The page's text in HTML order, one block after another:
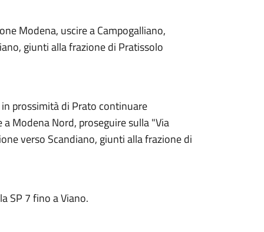
Modena, uscire a Campogalliano,
giunti alla frazione di Pratissolo
prossimità di Prato continuare
Modena Nord, proseguire sulla "Via
verso Scandiano, giunti alla frazione di
SP 7 fino a Viano.